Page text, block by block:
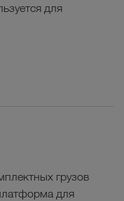
для
грузов
для